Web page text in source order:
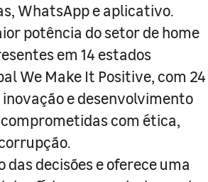
WhatsApp e aplicativo.
potência do setor de home
em 14 estados
We Make It Positive, com 24
e desenvolvimento
comprometidas com ética,
decisões e oferece uma